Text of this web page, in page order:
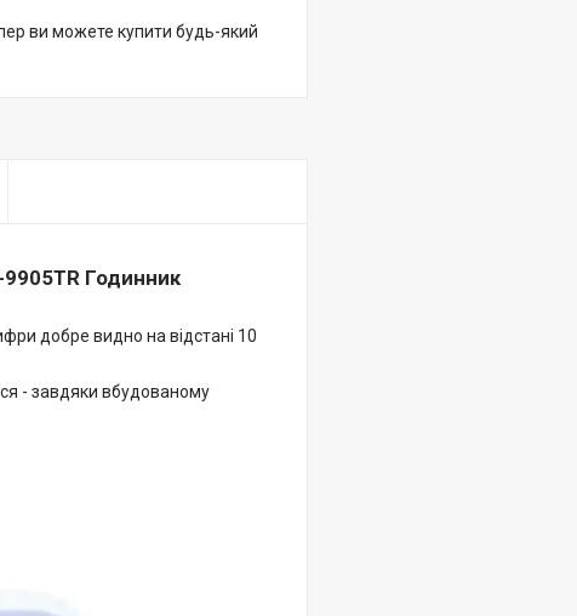
ви можете купити будь-який
Годинник
добре видно на відстані 10
- завдяки вбудованому